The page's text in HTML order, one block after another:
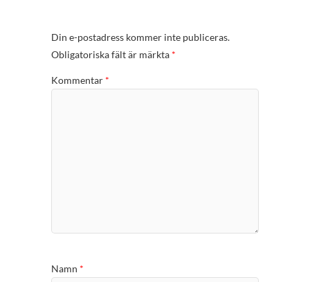
Din e-postadress kommer inte publiceras.
Obligatoriska fält är märkta *
Kommentar *
Namn *